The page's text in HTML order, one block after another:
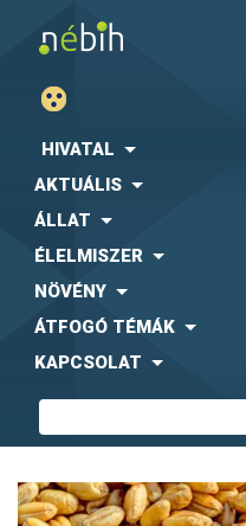
HIVATAL
AKTUÁLIS
ÁLLAT
ÉLELMISZER
NÖVÉNY
ÁTFOGÓ TÉMÁK
KAPCSOLAT